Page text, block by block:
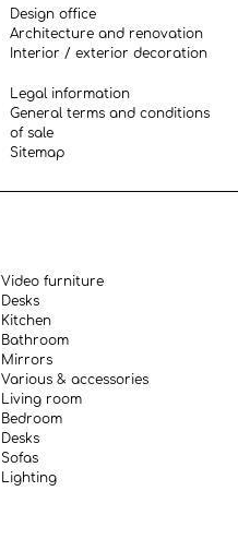
Design office
Architecture and renovation
Interior / exterior decoration
Legal information
General terms and conditions
of sale
Sitemap
Video furniture
Desks
Kitchen
Bathroom
Mirrors
Various & accessories
Living room
Bedroom
Desks
Sofas
Lighting